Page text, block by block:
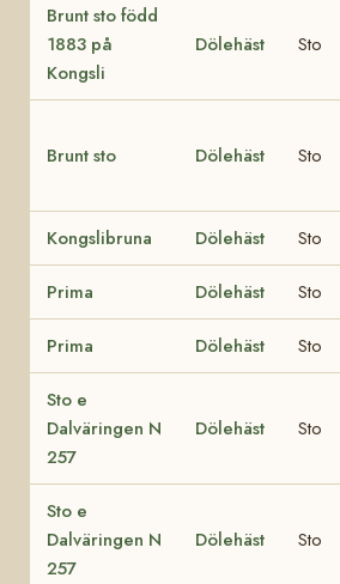
Brunt sto född
1883 på
Kongsli
Dölehäst Sto
Brunt sto Dölehäst Sto
Kongslibruna Dölehäst Sto
Prima Dölehäst Sto
Prima Dölehäst Sto
Sto e
Dalväringen N
257
Dölehäst Sto
Sto e
Dalväringen N
257
Dölehäst Sto